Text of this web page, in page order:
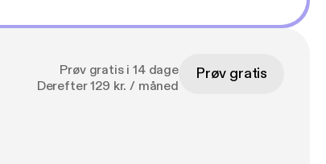
Prøv gratis i 14 dage
Derefter 129 kr. / måned
Prøv gratis